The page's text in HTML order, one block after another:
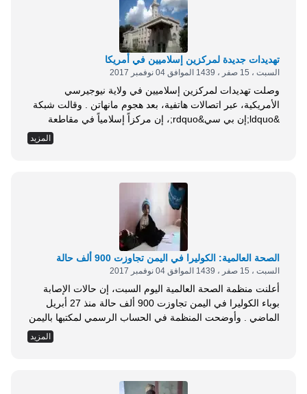
تهديدات جديدة لمركزين إسلاميين في أمريكا
السبت ، 15 صفر ، 1439 الموافق 04 نوفمبر 2017
وصلت تهديدات لمركزين إسلاميين في ولاية نيوجيرسي
الأمريكية، عبر اتصالات هاتفية، بعد هجوم مانهاتن . وقالت شبكة
&ldquo;إن بي سي&rdquo;، إن مركزاً إسلامياً في مقاطعة
باسيك بولاية نيوجيرسي تلقى 8 اتصالات مهددة، وتلقى مركز
إسلامي آخر في مدينة باترسون بالولاية ذاتها عَدَدَاً من الاتصالات
المزيد
الصحة العالمية: الكوليرا في اليمن تجاوزت 900 ألف حالة
السبت ، 15 صفر ، 1439 الموافق 04 نوفمبر 2017
أعلنت منظمة الصحة العالمية اليوم السبت، إن حالات الإصابة
بوباء الكوليرا في اليمن تجاوزت 900 ألف حالة منذ 27 أبريل
الماضي . وأوضحت المنظمة في الحساب الرسمي لمكتبها باليمن
إصابتها بالكوليرا في اليمن، مع رصد 2188 حالة وفاة مرتبطة
المزيد